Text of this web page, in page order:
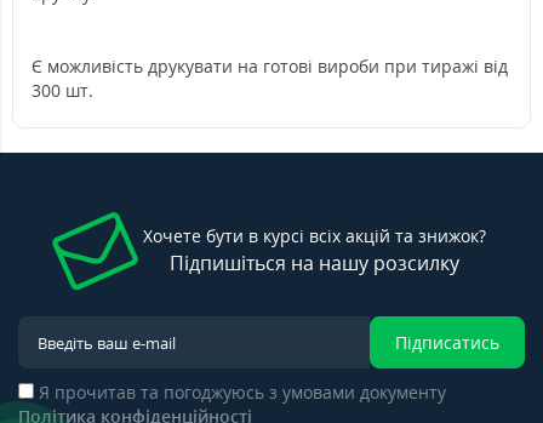
Є можливість друкувати на готові вироби при тиражі від
300 шт.
Хочете бути в курсі всіх акцій та знижок?
Підпишіться на нашу розсилку
Підписатись
Я прочитав та погоджуюсь з умовами документу
Політика конфіденційності